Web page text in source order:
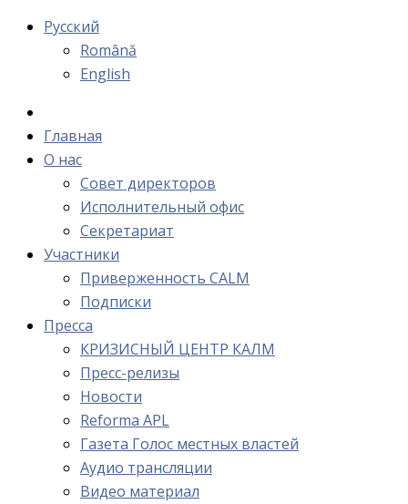
Русский
Română
English
Главная
О нас
Cовет директоров
Исполнительный офис
Cекретариат
Участники
Приверженность CALM
Подписки
Пресса
КРИЗИСНЫЙ ЦЕНТР КАЛМ
Пресс-релизы
Новости
Reforma APL
Газета Голос местных властей
Аудио трансляции
Видео материал